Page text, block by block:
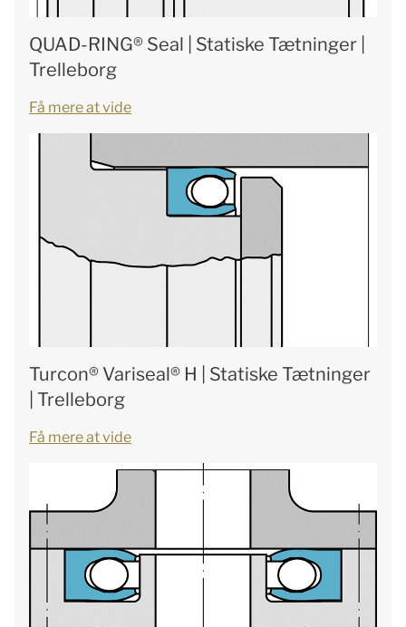
QUAD-RING® Seal | Statiske Tætninger |
Trelleborg
Få mere at vide
Turcon® Variseal® H | Statiske Tætninger
| Trelleborg
Få mere at vide